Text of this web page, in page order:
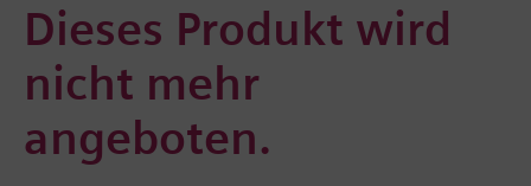
Dieses Produkt wird
nicht mehr
angeboten.